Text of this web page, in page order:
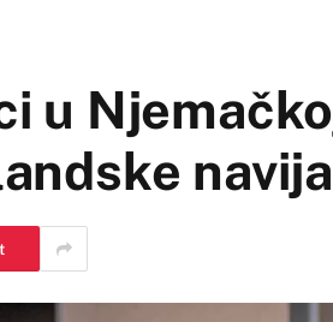
u